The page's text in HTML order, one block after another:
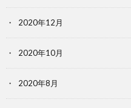
2020年12月
2020年10月
2020年8月